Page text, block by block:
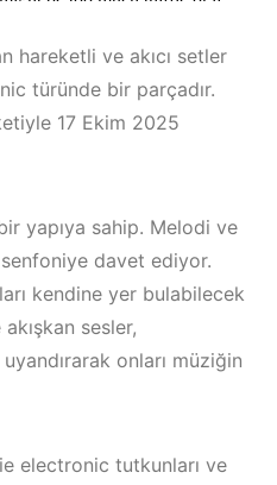
hareketli ve akıcı setler
türünde bir parçadır.
17 Ekim 2025
yapıya sahip. Melodi ve
davet ediyor.
kendine yer bulabilecek
sesler,
onları müziğin
electronic tutkunları ve